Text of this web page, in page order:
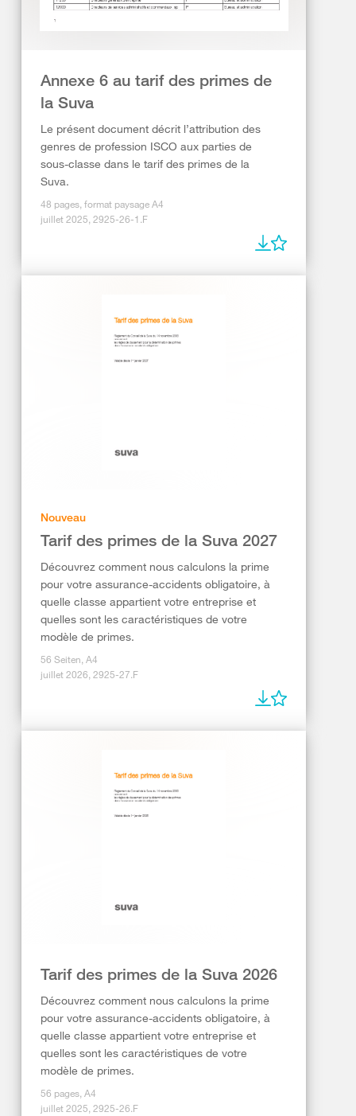
Annexe 6 au tarif des primes de
la Suva
Le présent document décrit l’attribution des
genres de profession ISCO aux parties de
sous-classe dans le tarif des primes de la
Suva.
48 pages, format paysage A4
juillet 2025, 2925-26-1.F
Nouveau
Tarif des primes de la Suva 2027
Découvrez comment nous calculons la prime
pour votre assurance-accidents obligatoire, à
quelle classe appartient votre entreprise et
quelles sont les caractéristiques de votre
modèle de primes.
56 Seiten, A4
juillet 2026, 2925-27.F
Tarif des primes de la Suva 2026
Découvrez comment nous calculons la prime
pour votre assurance-accidents obligatoire, à
quelle classe appartient votre entreprise et
quelles sont les caractéristiques de votre
modèle de primes.
56 pages, A4
juillet 2025, 2925-26.F